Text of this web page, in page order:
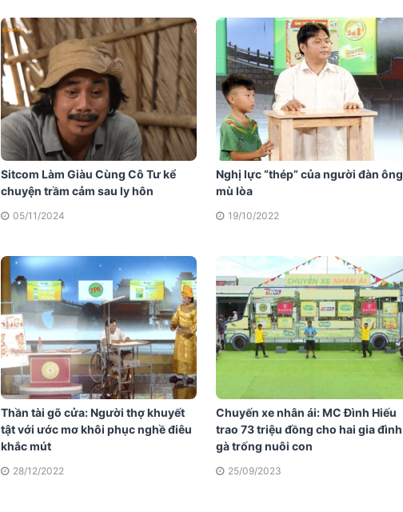
Sitcom Làm Giàu Cùng Cô Tư kể
chuyện trầm cảm sau ly hôn
05/11/2024
Nghị lực “thép” của người đàn ông
mù lòa
19/10/2022
Thần tài gõ cửa: Người thợ khuyết
tật với ước mơ khôi phục nghề điêu
khắc mút
28/12/2022
Chuyến xe nhân ái: MC Đình Hiếu
trao 73 triệu đồng cho hai gia đình
gà trống nuôi con
25/09/2023